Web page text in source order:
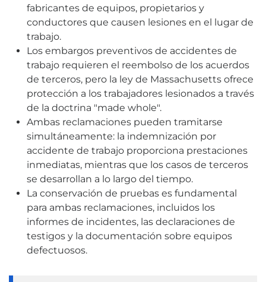
fabricantes de equipos, propietarios y
conductores que causen lesiones en el lugar de
trabajo.
Los embargos preventivos de accidentes de
trabajo requieren el reembolso de los acuerdos
de terceros, pero la ley de Massachusetts ofrece
protección a los trabajadores lesionados a través
de la doctrina "made whole".
Ambas reclamaciones pueden tramitarse
simultáneamente: la indemnización por
accidente de trabajo proporciona prestaciones
inmediatas, mientras que los casos de terceros
se desarrollan a lo largo del tiempo.
La conservación de pruebas es fundamental
para ambas reclamaciones, incluidos los
informes de incidentes, las declaraciones de
testigos y la documentación sobre equipos
defectuosos.